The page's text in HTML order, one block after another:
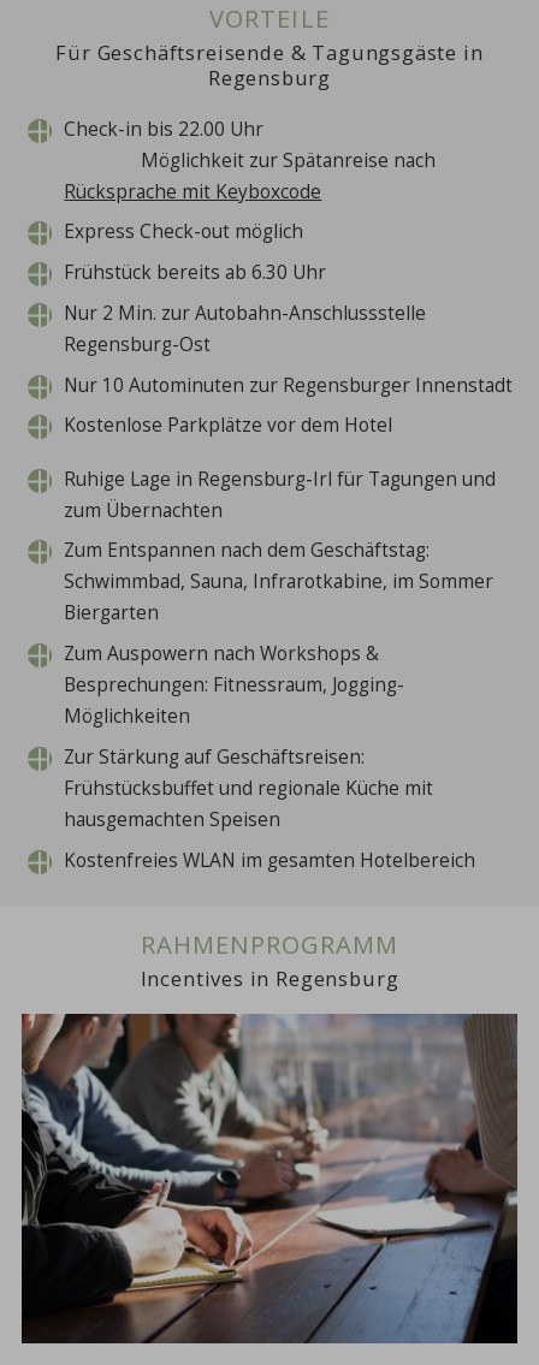
VORTEILE
Für Geschäftsreisende & Tagungsgäste in
Regensburg
Check-in bis 22.00 Uhr
Möglichkeit zur Spätanreise nach
Rücksprache mit Keyboxcode
Express Check-out möglich
Frühstück bereits ab 6.30 Uhr
Nur 2 Min. zur Autobahn-Anschlussstelle
Regensburg-Ost
Nur 10 Autominuten zur Regensburger Innenstadt
Kostenlose Parkplätze vor dem Hotel
Ruhige Lage in Regensburg-Irl für Tagungen und
zum Übernachten
Zum Entspannen nach dem Geschäftstag:
Schwimmbad, Sauna, Infrarotkabine, im Sommer
Biergarten
Zum Auspowern nach Workshops &
Besprechungen: Fitnessraum, Jogging-
Möglichkeiten
Zur Stärkung auf Geschäftsreisen:
Frühstücksbuffet und regionale Küche mit
hausgemachten Speisen
Kostenfreies WLAN im gesamten Hotelbereich
RAHMENPROGRAMM
Incentives in Regensburg